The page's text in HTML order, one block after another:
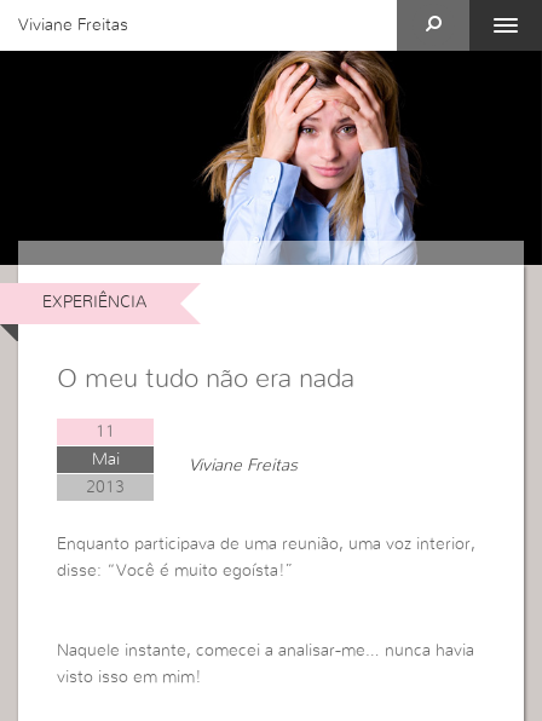
Viviane Freitas
EXPERIÊNCIA
O meu tudo não era nada
11
Mai
2013
Viviane Freitas
Enquanto participava de uma reunião, uma voz interior,
disse: “Você é muito egoísta!”
Naquele instante, comecei a analisar-me… nunca havia
visto isso em mim!